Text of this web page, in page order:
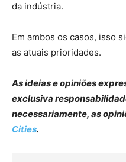
da indústria.
Em ambos os casos, isso
as atuais prioridades.
As ideias e opiniões
exclusiva
necessariamente, as
Cities.